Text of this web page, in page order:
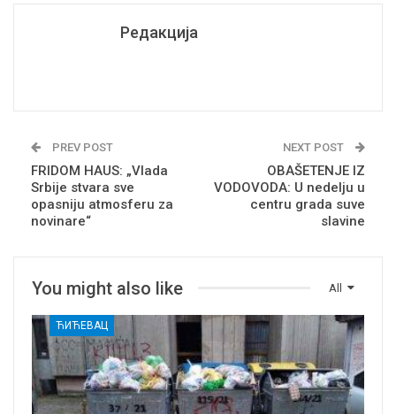
Редакција
PREV POST
FRIDOM HAUS: „Vlada
Srbije stvara sve
opasniju atmosferu za
novinare“
NEXT POST
OBAŠETENJE IZ
VODOVODA: U nedelju u
centru grada suve
slavine
All
You might also like
ЋИЋЕВАЦ